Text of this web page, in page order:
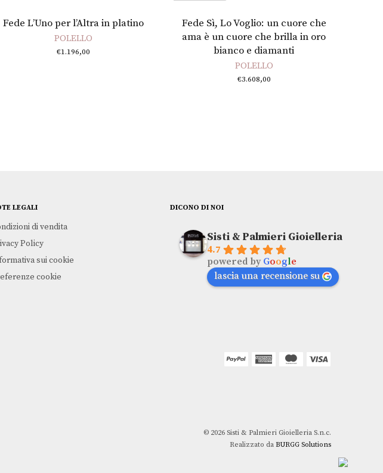
Fede L’Uno per l’Altra in platino
POLELLO
€1.196,00
Leggi tutto
Fede Sì, Lo Voglio: un cuore che
ama è un cuore che brilla in oro
bianco e diamanti
POLELLO
€3.608,00
LEGALI
di vendita
Policy
sui cookie
cookie
DICONO DI NOI
Sisti & Palmieri Gioielleria
4.7
powered by Google
lascia una recensione su
© 2026 Sisti & Palmieri Gioielleria S.n.c.
Realizzato da BURGG Solutions